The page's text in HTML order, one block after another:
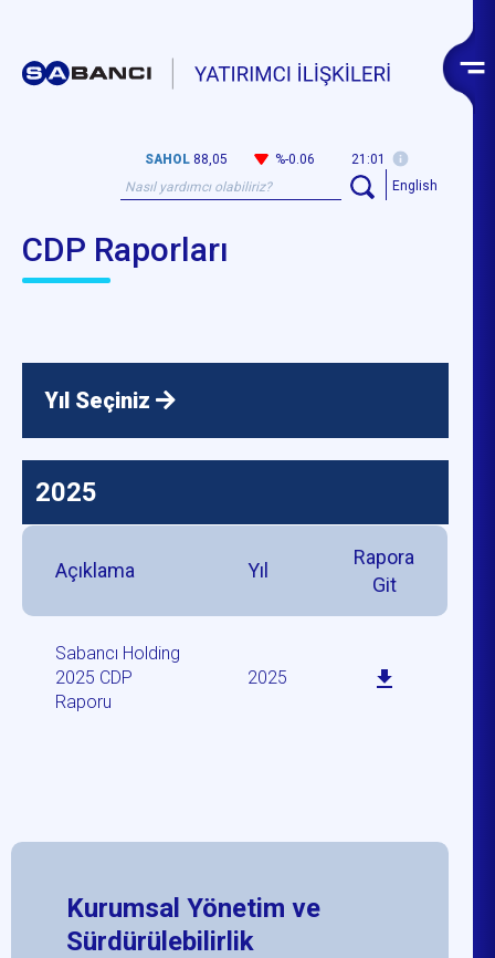
SAHOL 88,05 %-0.06
21:01
English
CDP Raporları
Yıl Seçiniz
2025
Açıklama Yıl
Rapora
Git
Sabancı Holding
2025 CDP
Raporu
2025
Kurumsal Yönetim ve
Sürdürülebilirlik